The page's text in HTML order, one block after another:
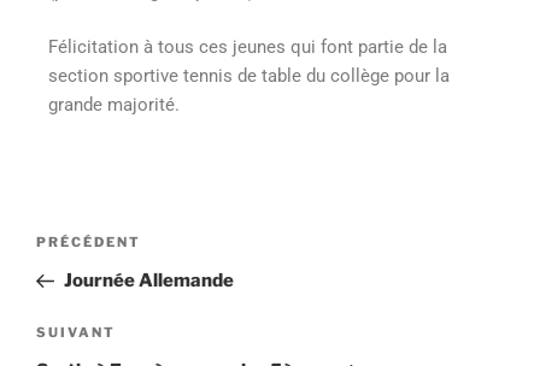
Félicitation à tous ces jeunes qui font partie de la
section sportive tennis de table du collège pour la
grande majorité.
PRÉCÉDENT
Journée Allemande
SUIVANT